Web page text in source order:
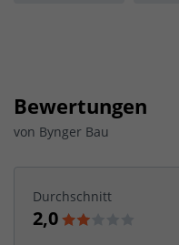
Bewertungen
von Bynger Bau
Durchschnitt
2,0